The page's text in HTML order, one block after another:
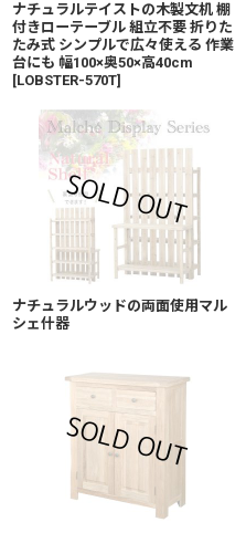
ナチュラルテイストの木製文机 棚
付きローテーブル 組立不要 折りた
たみ式 シンプルで広々使える 作業
台にも 幅100×奥50×高40cm
[LOBSTER-570T]
ナチュラルウッドの両面使用マル
シェ什器